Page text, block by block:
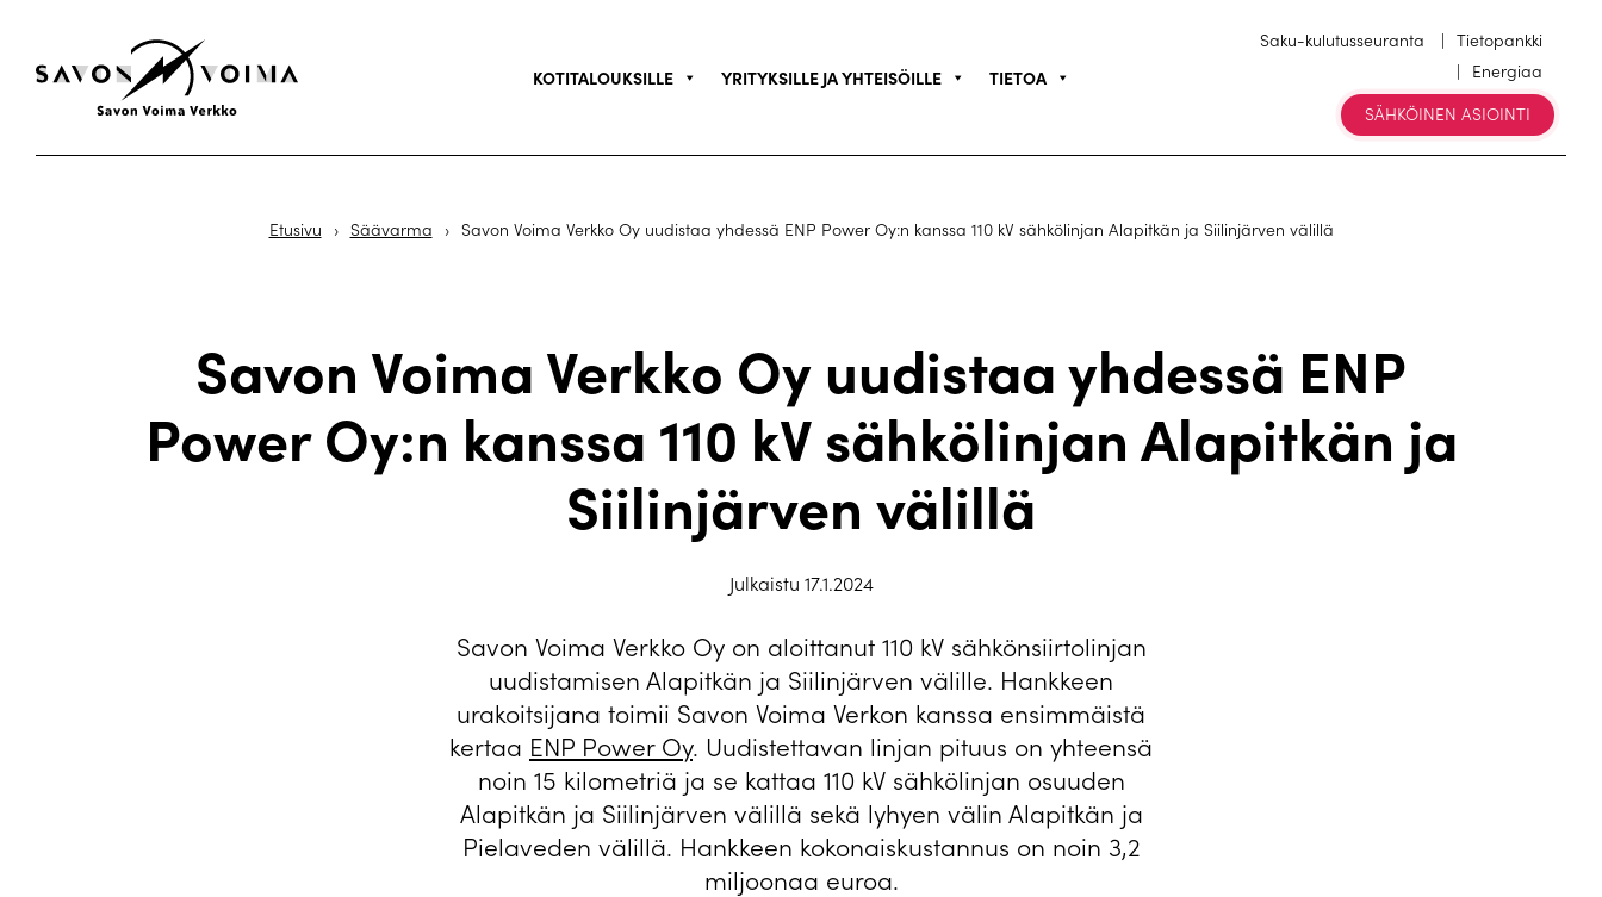
KOTITALOUKSILLE YRITYKSILLE JA YHTEISÖILLE TIETOA
Saku-kulutusseuranta
Tietopankki
Energiaa
SÄHKÖINEN ASIOINTI
Etusivu › Säävarma › Savon Voima Verkko Oy uudistaa yhdessä ENP Power Oy:n kanssa 110 kV sähkölinjan Alapitkän ja Siilinjärven välillä
Savon Voima Verkko Oy uudistaa yhdessä ENP
Power Oy:n kanssa 110 kV sähkölinjan Alapitkän ja
Siilinjärven välillä
Julkaistu 17.1.2024
Savon Voima Verkko Oy on aloittanut 110 kV sähkönsiirtolinjan
uudistamisen Alapitkän ja Siilinjärven välille. Hankkeen
urakoitsijana toimii Savon Voima Verkon kanssa ensimmäistä
kertaa ENP Power Oy. Uudistettavan linjan pituus on yhteensä
noin 15 kilometriä ja se kattaa 110 kV sähkölinjan osuuden
Alapitkän ja Siilinjärven välillä sekä lyhyen välin Alapitkän ja
Pielaveden välillä. Hankkeen kokonaiskustannus on noin 3,2
miljoonaa euroa.